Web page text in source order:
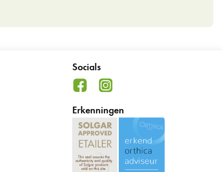
Socials
Erkenningen